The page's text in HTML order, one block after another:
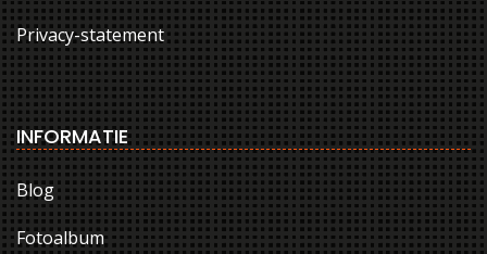
Privacy-statement
INFORMATIE
Blog
Fotoalbum